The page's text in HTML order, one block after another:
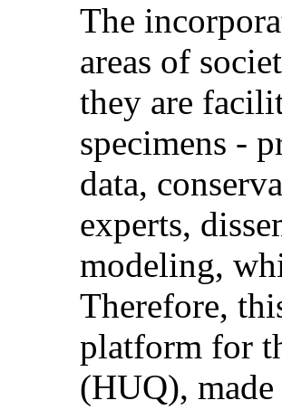
The
areas of
they are
specimens -
data,
experts,
modeling,
Therefore,
platform for
(HUQ),